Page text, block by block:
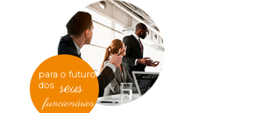
para o futuro
dos seus
funcionários